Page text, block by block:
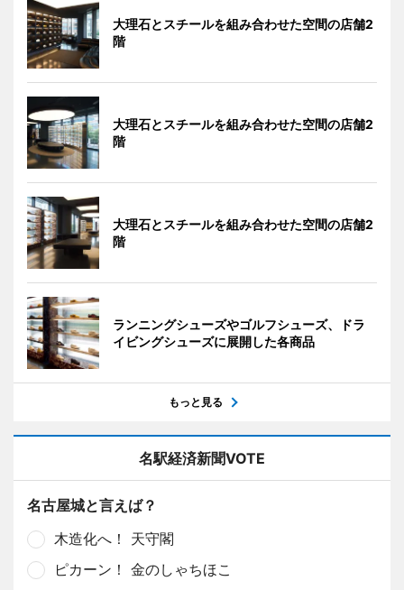
大理石とスチールを組み合わせた空間の店舗2
階
大理石とスチールを組み合わせた空間の店舗2
階
大理石とスチールを組み合わせた空間の店舗2
階
ランニングシューズやゴルフシューズ、ドラ
イビングシューズに展開した各商品
もっと見る
名駅経済新聞VOTE
名古屋城と言えば？
木造化へ！ 天守閣
ピカーン！ 金のしゃちほこ